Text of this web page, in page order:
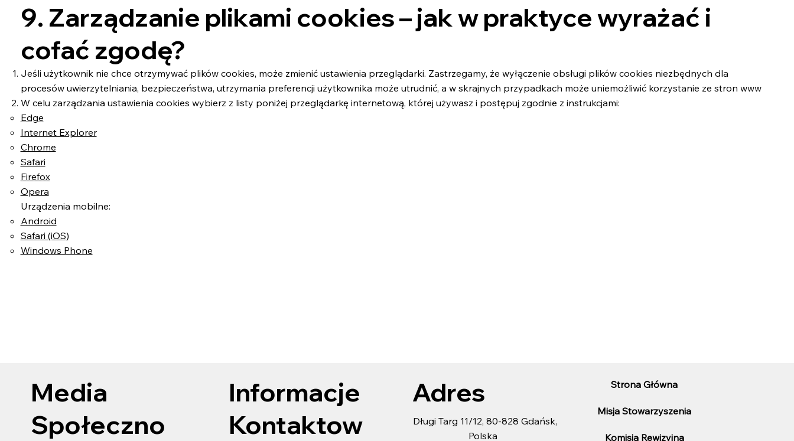
9. Zarządzanie plikami cookies – jak w praktyce wyrażać i
cofać zgodę?
Jeśli użytkownik nie chce otrzymywać plików cookies, może zmienić ustawienia przeglądarki. Zastrzegamy, że wyłączenie obsługi plików cookies niezbędnych dla
procesów uwierzytelniania, bezpieczeństwa, utrzymania preferencji użytkownika może utrudnić, a w skrajnych przypadkach może uniemożliwić korzystanie ze stron www
W celu zarządzania ustawienia cookies wybierz z listy poniżej przeglądarkę internetową, której używasz i postępuj zgodnie z instrukcjami:
Edge
Internet Explorer
Chrome
Safari
Firefox
Opera
Urządzenia mobilne:
Android
Safari (iOS)
Windows Phone
Strona Główna
Misja Stowarzyszenia
Komisja Rewizyjna
Informacje
Kontaktow
Adres
Długi Targ 11/12, 80-828 Gdańsk,
Polska
Media
Społeczno